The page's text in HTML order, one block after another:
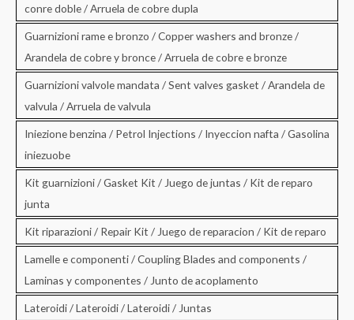
conre doble / Arruela de cobre dupla
Guarnizioni rame e bronzo / Copper washers and bronze /
Arandela de cobre y bronce / Arruela de cobre e bronze
Guarnizioni valvole mandata / Sent valves gasket / Arandela de
valvula / Arruela de valvula
Iniezione benzina / Petrol Injections / Inyeccion nafta / Gasolina
iniezuobe
Kit guarnizioni / Gasket Kit / Juego de juntas / Kit de reparo
junta
Kit riparazioni / Repair Kit / Juego de reparacion / Kit de reparo
Lamelle e componenti / Coupling Blades and components /
Laminas y componentes / Junto de acoplamento
Lateroidi / Lateroidi / Lateroidi / Juntas